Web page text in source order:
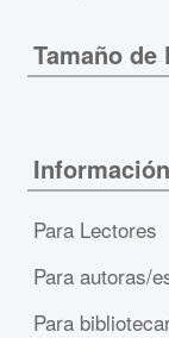
Tamaño de
Información
Para Lectores
Para autoras/
Para